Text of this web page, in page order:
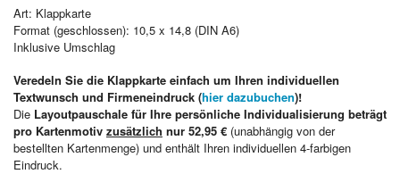
Art: Klappkarte
Format (geschlossen): 10,5 x 14,8 (DIN A6)
Inklusive Umschlag
Veredeln Sie die Klappkarte einfach um Ihren individuellen
Textwunsch und Firmeneindruck (hier dazubuchen)!
Die Layoutpauschale für Ihre persönliche Individualisierung beträgt
pro Kartenmotiv zusätzlich nur 52,95 € (unabhängig von der
bestellten Kartenmenge) und enthält Ihren individuellen 4-farbigen
Eindruck.